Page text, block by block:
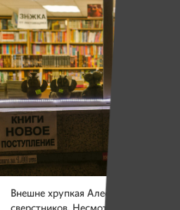
Внешне хрупкая Алеся ничем не